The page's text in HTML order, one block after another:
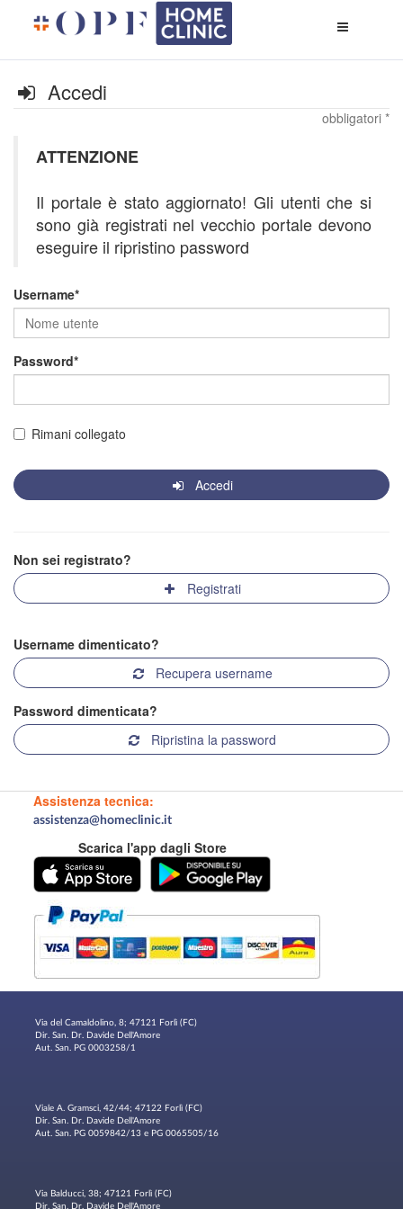
di
Accedi
obbligatori *
ATTENZIONE
Il portale è stato aggiornato! Gli utenti che si
sono già registrati nel vecchio portale devono
eseguire il ripristino password
Username
Password
Rimani collegato
Accedi
Non sei registrato?
Registrati
Username dimenticato?
Recupera username
Password dimenticata?
Ripristina la password
Assistenza tecnica:
assistenza@homeclinic.it
Scarica l'app dagli Store
Via del Camaldolino, 8; 47121 Forlì (FC)
Dir. San. Dr. Davide Dell'Amore
Aut. San. PG 0003258/1
Viale A. Gramsci, 42/44; 47122 Forlì (FC)
Dir. San. Dr. Davide Dell'Amore
Aut. San. PG 0059842/13 e PG 0065505/16
Via Balducci, 38; 47121 Forlì (FC)
Dir. San. Dr. Davide Dell'Amore